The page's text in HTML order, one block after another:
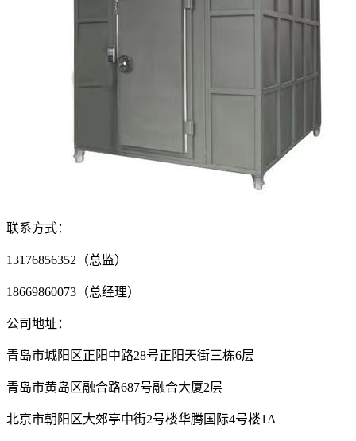
联系方式：
13176856352 （总监）
18669860073 （总经理）
公司地址：
青岛市城阳区正阳中路28号正阳天街三栋6层
青岛市黄岛区融合路687号融合大厦2层
北京市朝阳区大郊亭中街2号楼华腾国际4号楼1A